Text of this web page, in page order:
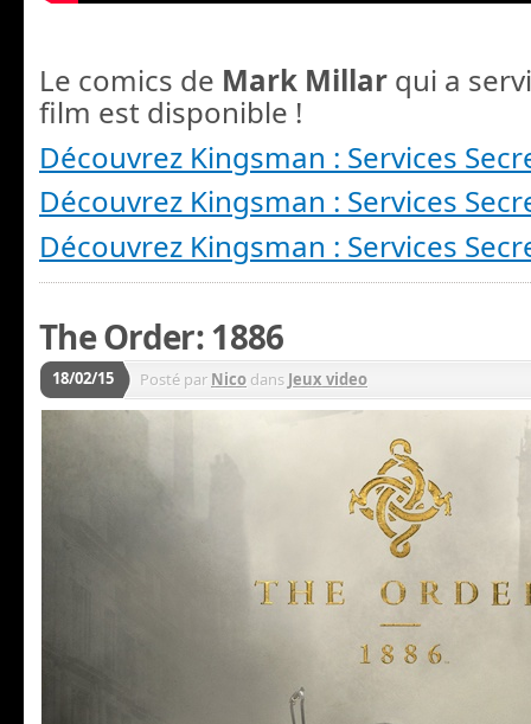
Le comics de Mark Millar qui a
film est disponible !
Découvrez Kingsman : Services
Découvrez Kingsman : Services
Découvrez Kingsman : Services
The Order: 1886
18/02/15 Posté par Nico dans Jeux video